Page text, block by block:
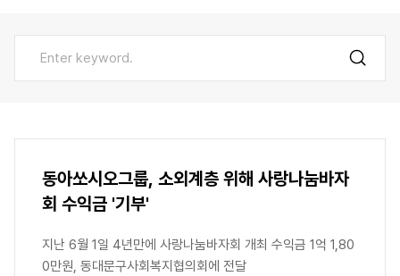
동아쏘시오그룹, 소외계층 위해 사랑나눔바자
회 수익금 '기부'
지난 6월 1일 4년만에 사랑나눔바자회 개최 수익금 1억 1,80
0만원, 동대문구사회복지협의회에 전달